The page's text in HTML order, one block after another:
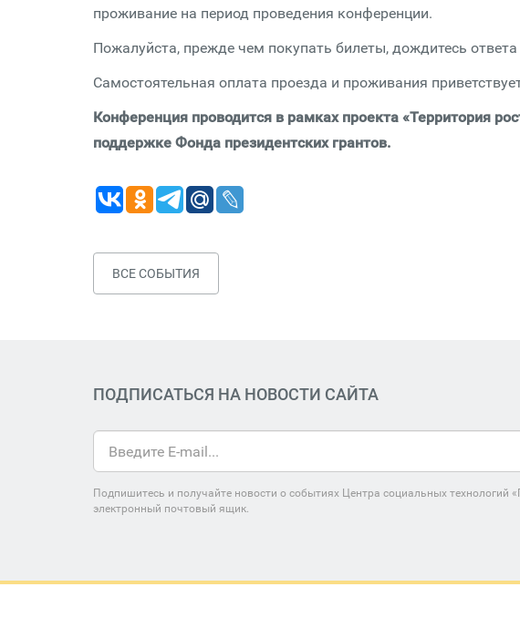
проживание на период проведения конференции.
Пожалуйста, прежде чем покупать билеты, дождитесь
Самостоятельная оплата проезда и проживания
Конференция проводится в рамках проекта «Территория
поддержке Фонда президентских грантов.
ВСЕ СОБЫТИЯ
ПОДПИСАТЬСЯ НА НОВОСТИ САЙТА
Подпишитесь и получайте новости о событиях Центра социальных технологий
электронный почтовый ящик.